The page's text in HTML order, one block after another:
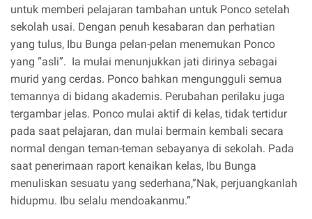
untuk memberi pelajaran tambahan untuk Ponco setelah
sekolah usai. Dengan penuh kesabaran dan perhatian
yang tulus, Ibu Bunga pelan-pelan menemukan Ponco
yang “asli”. Ia mulai menunjukkan jati dirinya sebagai
murid yang cerdas. Ponco bahkan mengungguli semua
temannya di bidang akademis. Perubahan perilaku juga
tergambar jelas. Ponco mulai aktif di kelas, tidak tertidur
pada saat pelajaran, dan mulai bermain kembali secara
normal dengan teman-teman sebayanya di sekolah. Pada
saat penerimaan raport kenaikan kelas, Ibu Bunga
menuliskan sesuatu yang sederhana,”Nak, perjuangkanlah
hidupmu. Ibu selalu mendoakanmu.”